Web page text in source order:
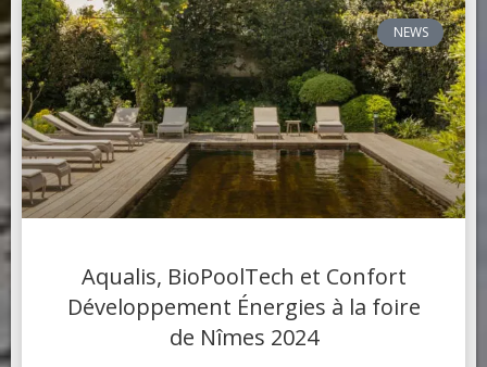
NEWS
Aqualis, BioPoolTech et Confort
Développement Énergies à la foire
de Nîmes 2024